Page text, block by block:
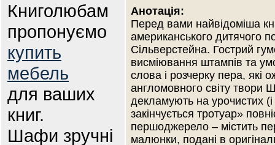
Книголюбам
пропонуємо
купить
мебель
для ваших
книг.
Шафи зручні
Анотація:
Перед вами найвідоміша
американського дитячого
Сільверстейна. Гострий
висміювання штампів та
слова і розчерку пера, які
англомовного світу твори
декламують на урочистих
закінчується тротуар»
першоджерело – містить
малюнки, подані в